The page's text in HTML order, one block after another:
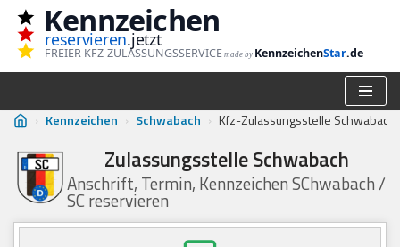
Zum
Inhalt
Kennzeichen
reservieren.jetzt
FREIER KFZ-ZULASSUNGSSERVICE made by KennzeichenStar.de
› Kennzeichen › Schwabach › Kfz-Zulassungsstelle Schwabach
Zulassungsstelle Schwabach
Anschrift, Termin, Kennzeichen SChwabach /
SC reservieren